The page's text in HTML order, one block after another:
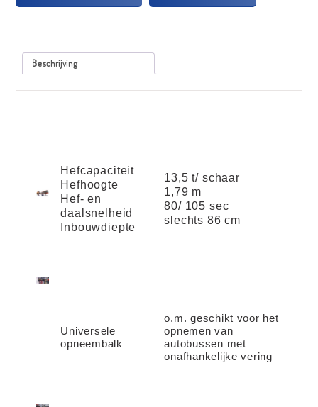
Beschrijving
Hefcapaciteit
Hefhoogte
Hef- en
daalsnelheid
Inbouwdiepte
13,5 t/ schaar
1,79 m
80/ 105 sec
slechts 86 cm
Universele
opneembalk
o.m. geschikt voor het
opnemen van
autobussen met
onafhankelijke vering